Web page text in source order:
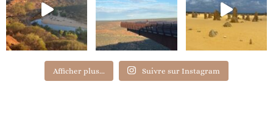
Afficher plus... Suivre sur Instagram